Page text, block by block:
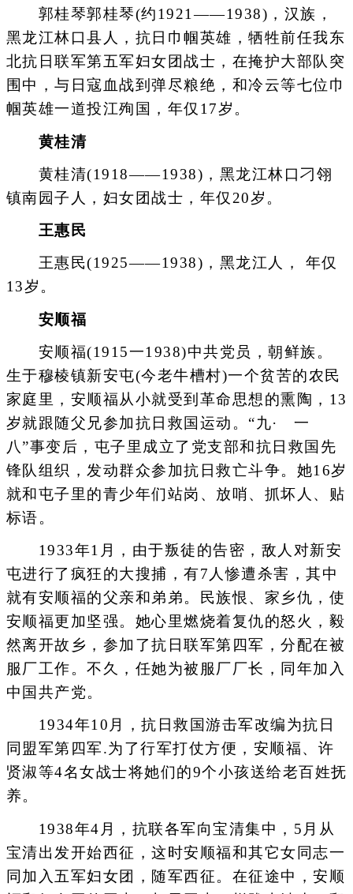
郭桂琴郭桂琴(约1921——1938)，汉族，
黑龙江林口县人，抗日巾帼英雄，牺牲前任我东
北抗日联军第五军妇女团战士，在掩护大部队突
围中，与日寇血战到弹尽粮绝，和冷云等七位巾
帼英雄一道投江殉国，年仅17岁。
黄桂清
黄桂清(1918——1938)，黑龙江林口刁翎
镇南园子人，妇女团战士，年仅20岁。
王惠民
王惠民(1925——1938)，黑龙江人， 年仅
13岁。
安顺福
安顺福(1915一1938)中共党员，朝鲜族。
生于穆棱镇新安屯(今老牛槽村)一个贫苦的农民
家庭里，安顺福从小就受到革命思想的熏陶，13
岁就跟随父兄参加抗日救国运动。“九· 一
八”事变后，屯子里成立了党支部和抗日救国先
锋队组织，发动群众参加抗日救亡斗争。她16岁
就和屯子里的青少年们站岗、放哨、抓坏人、贴
标语。
1933年1月，由于叛徒的告密，敌人对新安
屯进行了疯狂的大搜捕，有7人惨遭杀害，其中
就有安顺福的父亲和弟弟。民族恨、家乡仇，使
安顺福更加坚强。她心里燃烧着复仇的怒火，毅
然离开故乡，参加了抗日联军第四军，分配在被
服厂工作。不久，任她为被服厂厂长，同年加入
中国共产党。
1934年10月，抗日救国游击军改编为抗日
同盟军第四军.为了行军打仗方便，安顺福、许
贤淑等4名女战士将她们的9个小孩送给老百姓抚
养。
1938年4月，抗联各军向宝清集中，5月从
宝清出发开始西征，这时安顺福和其它女同志一
同加入五军妇女团，随军西征。在征途中，安顺